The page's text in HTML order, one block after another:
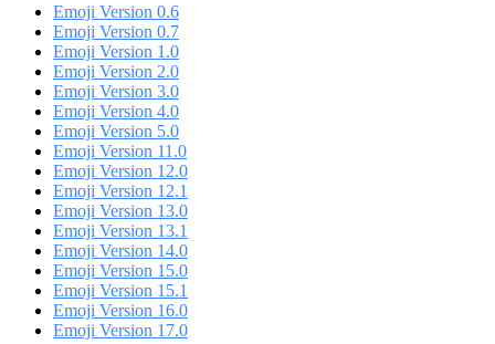
Emoji Version 0.6
Emoji Version 0.7
Emoji Version 1.0
Emoji Version 2.0
Emoji Version 3.0
Emoji Version 4.0
Emoji Version 5.0
Emoji Version 11.0
Emoji Version 12.0
Emoji Version 12.1
Emoji Version 13.0
Emoji Version 13.1
Emoji Version 14.0
Emoji Version 15.0
Emoji Version 15.1
Emoji Version 16.0
Emoji Version 17.0